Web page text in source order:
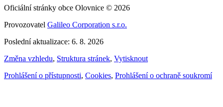
Oficiální stránky obce Olovnice © 2026
Provozovatel Galileo Corporation s.r.o.
Poslední aktualizace: 6. 8. 2026
Změna vzhledu, Struktura stránek, Vytisknout
Prohlášení o přístupnosti, Cookies, Prohlášení o ochraně soukromí